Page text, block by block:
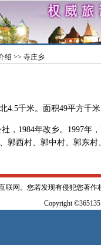
绍 >> 寺庄乡
千米。面积49平方千米
1984年改乡。1997年
郭西村、郭中村、郭东
联网。您若发现有侵犯您著
Copyright